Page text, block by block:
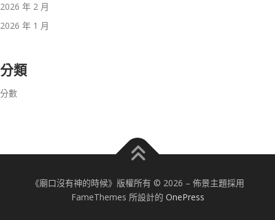
2026 年 2 月
2026 年 1 月
分類
分數
《廟口沒有神的時候》版權所有 © 2026 – 佈景主題採用
FameThemes 所設計的 OnePress